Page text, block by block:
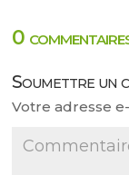
0
Soumettre un
Votre adresse